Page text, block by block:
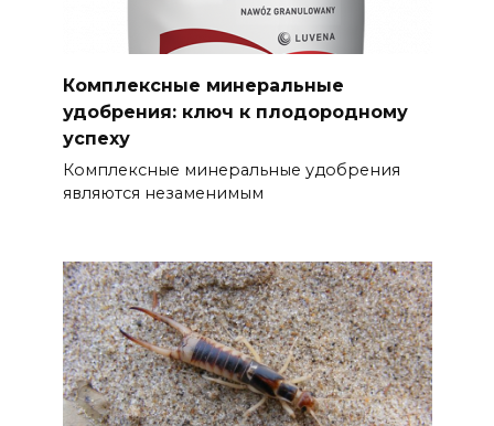
Комплексные минеральные
удобрения: ключ к плодородному
успеху
Комплексные минеральные удобрения
являются незаменимым